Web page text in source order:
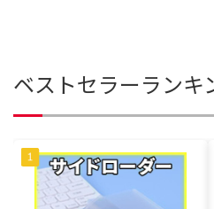
ベストセラーランキ